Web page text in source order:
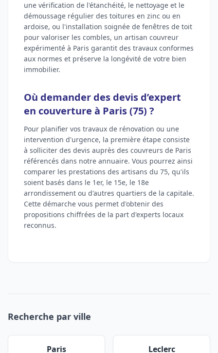
une vérification de l'étanchéité, le nettoyage et le
démoussage régulier des toitures en zinc ou en
ardoise, ou l'installation soignée de fenêtres de toit
pour valoriser les combles, un artisan couvreur
expérimenté à Paris garantit des travaux conformes
aux normes et préserve la longévité de votre bien
immobilier.
Où demander des devis d’expert
en couverture à Paris (75) ?
Pour planifier vos travaux de rénovation ou une
intervention d'urgence, la première étape consiste
à solliciter des devis auprès des couvreurs de Paris
référencés dans notre annuaire. Vous pourrez ainsi
comparer les prestations des artisans du 75, qu'ils
soient basés dans le 1er, le 15e, le 18e
arrondissement ou d'autres quartiers de la capitale.
Cette démarche vous permet d'obtenir des
propositions chiffrées de la part d'experts locaux
reconnus.
Recherche par ville
Paris Leclerc